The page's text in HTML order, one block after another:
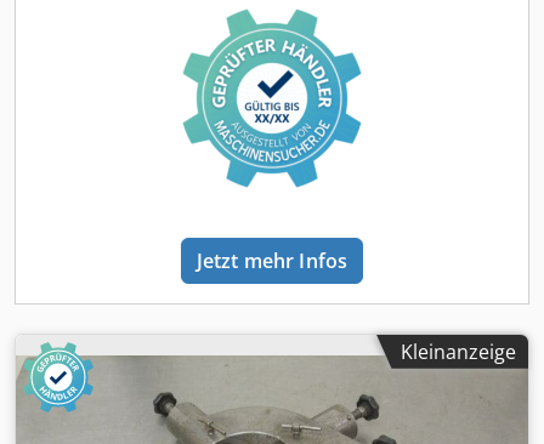
Jetzt mehr Infos
Kleinanzeige